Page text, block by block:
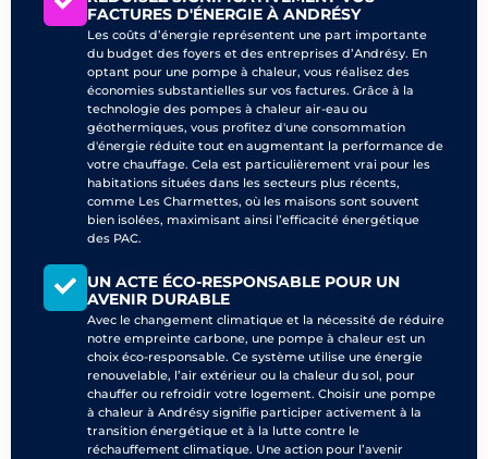
FACTURES D'ÉNERGIE À ANDRÉSY
Les coûts d’énergie représentent une part importante
du budget des foyers et des entreprises d’Andrésy. En
optant pour une pompe à chaleur, vous réalisez des
économies substantielles sur vos factures. Grâce à la
technologie des pompes à chaleur air-eau ou
géothermiques, vous profitez d'une consommation
d'énergie réduite tout en augmentant la performance de
votre chauffage. Cela est particulièrement vrai pour les
habitations situées dans les secteurs plus récents,
comme Les Charmettes, où les maisons sont souvent
bien isolées, maximisant ainsi l’efficacité énergétique
des PAC.
UN ACTE ÉCO-RESPONSABLE POUR UN
AVENIR DURABLE
Avec le changement climatique et la nécessité de réduire
notre empreinte carbone, une pompe à chaleur est un
choix éco-responsable. Ce système utilise une énergie
renouvelable, l’air extérieur ou la chaleur du sol, pour
chauffer ou refroidir votre logement. Choisir une pompe
à chaleur à Andrésy signifie participer activement à la
transition énergétique et à la lutte contre le
réchauffement climatique. Une action pour l’avenir